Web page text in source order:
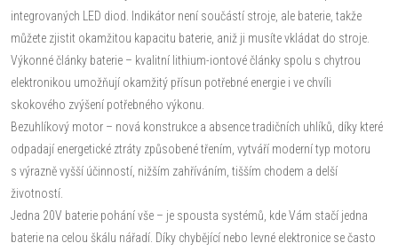
integrovaných LED diod. Indikátor není součástí stroje, ale baterie, takže
můžete zjistit okamžitou kapacitu baterie, aniž ji musíte vkládat do stroje.
Výkonné články baterie – kvalitní lithium-iontové články spolu s chytrou
elektronikou umožňují okamžitý přísun potřebné energie i ve chvíli
skokového zvýšení potřebného výkonu.
Bezuhlíkový motor – nová konstrukce a absence tradičních uhlíků, díky které
odpadají energetické ztráty způsobené třením, vytváří moderní typ motoru
s výrazně vyšší účinností, nižším zahříváním, tišším chodem a delší
životností.
Jedna 20V baterie pohání vše – je spousta systémů, kde Vám stačí jedna
baterie na celou škálu nářadí. Díky chybějící nebo levné elektronice se často